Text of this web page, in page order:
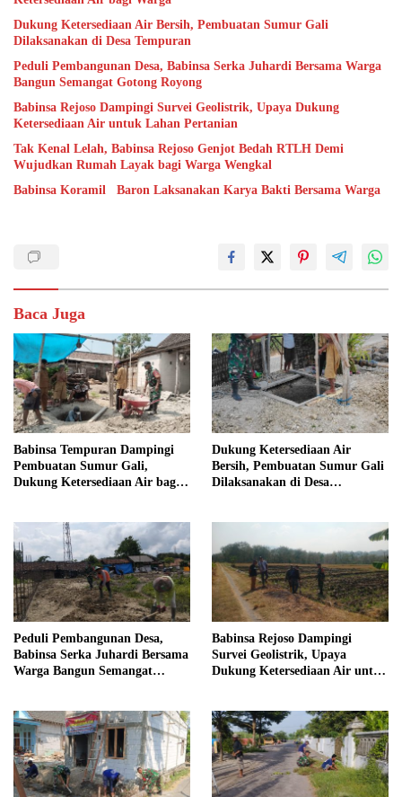
Dukung Ketersediaan Air Bersih, Pembuatan Sumur Gali
Dilaksanakan di Desa Tempuran
Peduli Pembangunan Desa, Babinsa Serka Juhardi Bersama Warga
Bangun Semangat Gotong Royong
Babinsa Rejoso Dampingi Survei Geolistrik, Upaya Dukung
Ketersediaan Air untuk Lahan Pertanian
Tak Kenal Lelah, Babinsa Rejoso Genjot Bedah RTLH Demi
Wujudkan Rumah Layak bagi Warga Wengkal
Babinsa Koramil Baron Laksanakan Karya Bakti Bersama Warga
Baca Juga
Babinsa Tempuran Dampingi
Pembuatan Sumur Gali,
Dukung Ketersediaan Air bagi
Dukung Ketersediaan Air
Bersih, Pembuatan Sumur Gali
Dilaksanakan di Desa
Peduli Pembangunan Desa,
Babinsa Serka Juhardi Bersama
Warga Bangun Semangat
Babinsa Rejoso Dampingi
Survei Geolistrik, Upaya
Dukung Ketersediaan Air untuk